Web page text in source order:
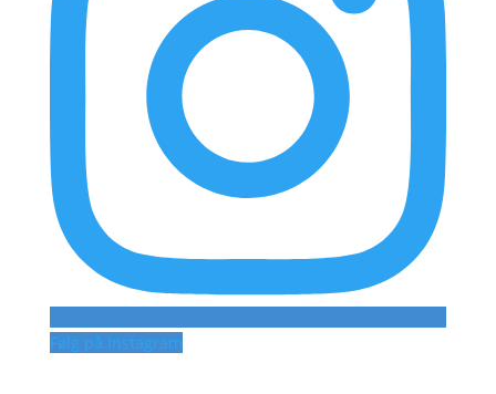
Følg på Instagram